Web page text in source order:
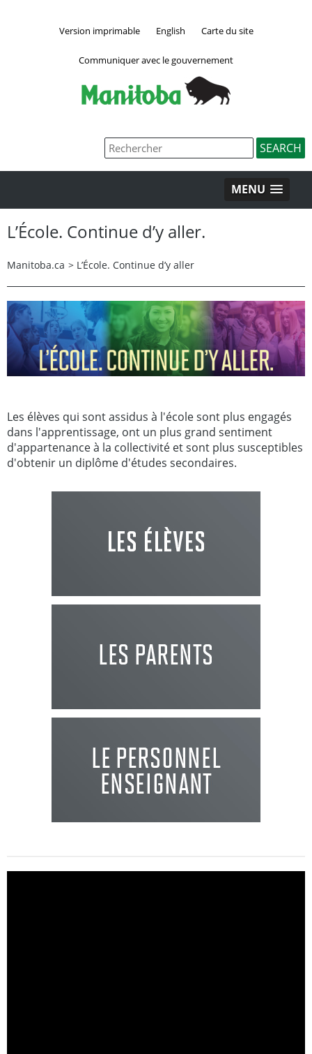
Version imprimable English Carte du site
Communiquer avec le gouvernement
MENU
L’École. Continue d’y aller.
Manitoba.ca > L’École. Continue d’y aller
Les élèves qui sont assidus à l'école sont plus engagés
dans l'apprentissage, ont un plus grand sentiment
d'appartenance à la collectivité et sont plus susceptibles
d'obtenir un diplôme d'études secondaires.